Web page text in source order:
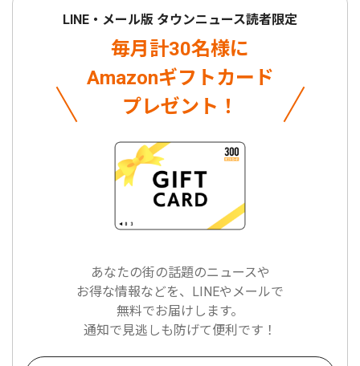
LINE・メール版 タウンニュース読者限定
毎月計30名様に
Amazonギフトカード
プレゼント！
あなたの街の話題のニュースや
お得な情報などを、LINEやメールで
無料でお届けします。
通知で見逃しも防げて便利です！